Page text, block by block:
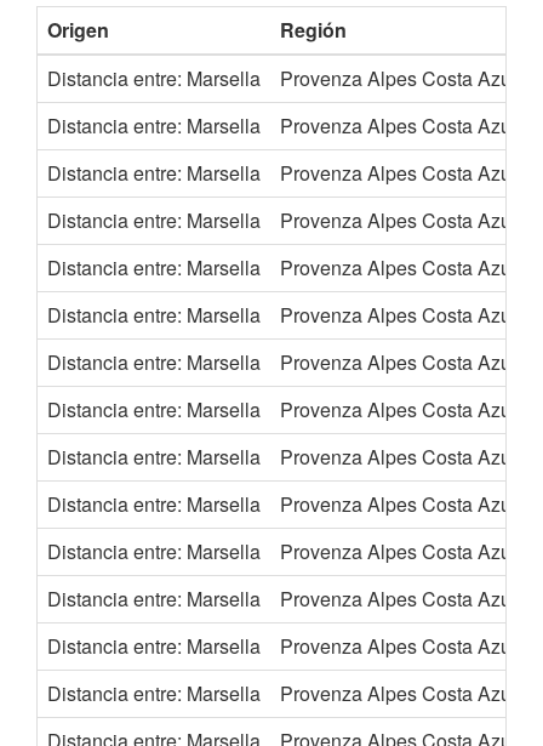
Origen Región
Distancia entre: Marsella
Provenza Alpes Costa Azul
Distancia entre: Marsella
Provenza Alpes Costa Azul
Distancia entre: Marsella
Provenza Alpes Costa Azul
Distancia entre: Marsella
Provenza Alpes Costa Azul
Distancia entre: Marsella
Provenza Alpes Costa Azul
Distancia entre: Marsella
Provenza Alpes Costa Azul
Distancia entre: Marsella
Provenza Alpes Costa Azul
Distancia entre: Marsella
Provenza Alpes Costa Azul
Distancia entre: Marsella
Provenza Alpes Costa Azul
Distancia entre: Marsella
Provenza Alpes Costa Azul
Distancia entre: Marsella
Provenza Alpes Costa Azul
Distancia entre: Marsella
Provenza Alpes Costa Azul
Distancia entre: Marsella
Provenza Alpes Costa Azul
Distancia entre: Marsella
Provenza Alpes Costa Azul